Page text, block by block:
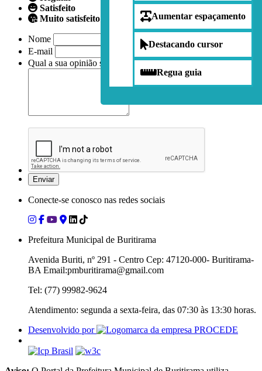
Aumentar espaçamento
Destacando cursor
Regua guia
Satisfeito
Muito satisfeito
Nome
E-mail
Qual a sua opinião sobre nossa página?
Conecte-se conosco nas redes sociais
Prefeitura Municipal de Buritirama
Avenida Buriti, nº 291 - Centro Cep: 47120-000- Buritirama-
BA Email:pmburitirama@gmail.com
Tel: (77) 99982-9624
Atendimento: segunda a sexta-feira, das 07:30 às 13:30 horas.
Desenvolvido por